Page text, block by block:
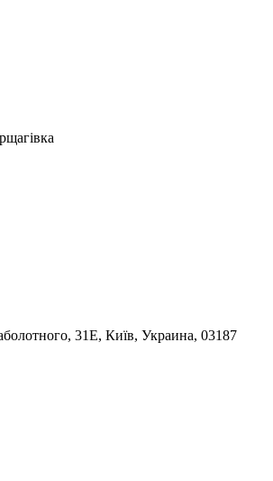
31Е, Київ, Украина, 03187